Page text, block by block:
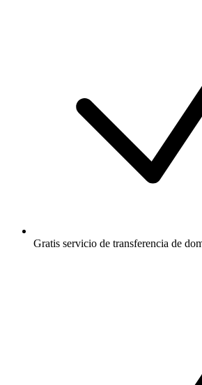
Gratis servicio de transferencia de